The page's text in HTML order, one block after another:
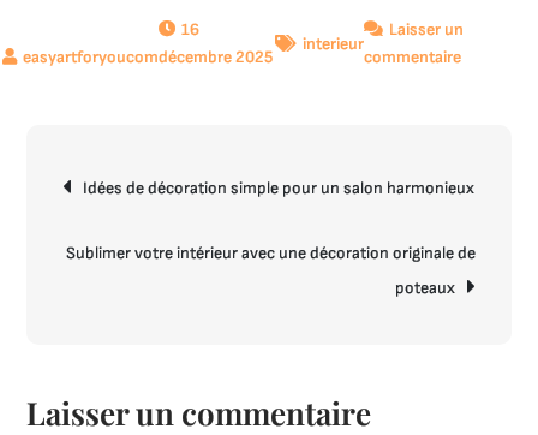
16
décembre 2025
interieur
Laisser un
commentairesur
:
deIdées de décoration simple pour un salon harmonieux
Sublimer votre intérieur avec une décoration originale de
poteaux
Laisser un commentaire